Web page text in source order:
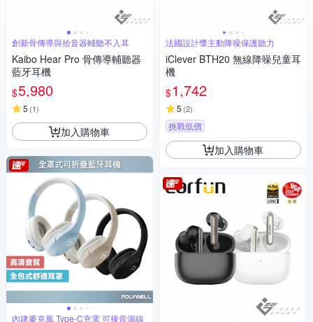
創新骨傳導與拾音器輔聽不入耳
Kaibo Hear Pro 骨傳導輔聽器
藍牙耳機
$5,980
5 (1)
加入購物車
內建麥克風 Type-C充電 可接音源線
法國設計獎主動降噪保護聽力
iClever BTH20 無線降噪兒童耳
機
$1,742
5 (2)
挑戰低價
加入購物車